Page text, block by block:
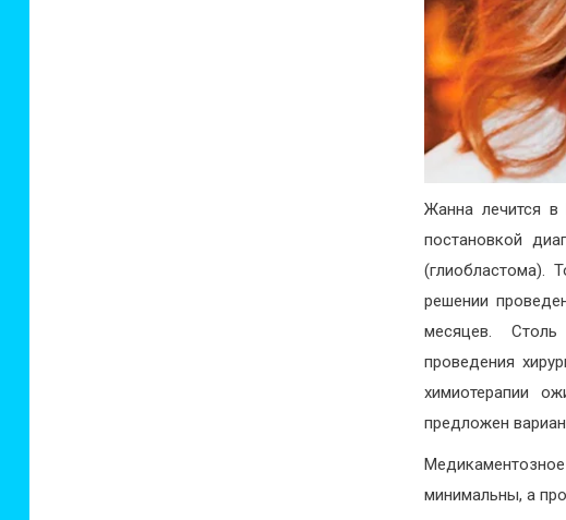
Жанна лечится
постановкой
(глиобластома).
решении
месяцев. Столь
проведения
химиотерапии
предложен
минимальны, а